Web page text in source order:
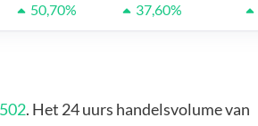
50,70% 37,60%
. Het 24 uurs handelsvolume van